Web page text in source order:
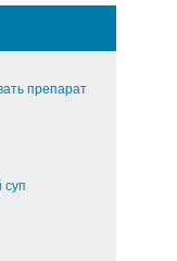
препарат
суп